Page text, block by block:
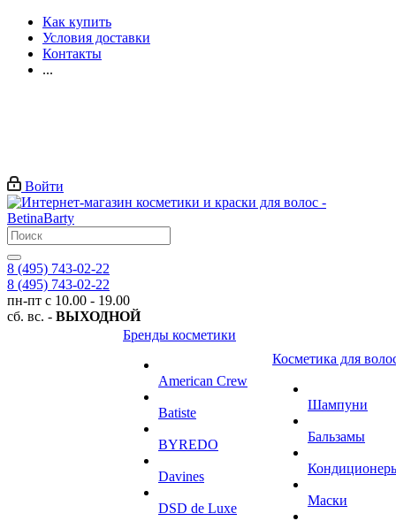
Как купить
Условия доставки
Контакты
...
Войти
8 (495) 743-02-22
8 (495) 743-02-22
пн-пт с 10.00 - 19.00
сб. вс. - ВЫХОДНОЙ
Бренды косметики
American Crew
Batiste
BYREDO
Davines
DSD de Luxe
Косметика для
Шампуни
Бальзамы
Маски